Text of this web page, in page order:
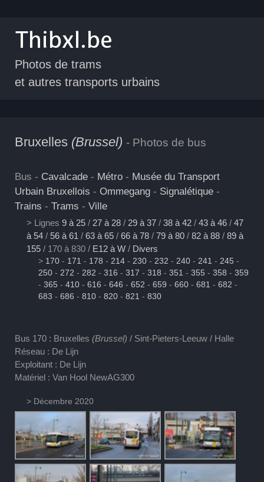
Photos de trams
et autres transports urbains
Bruxelles (Brussel) - Photos de bus
Bus - Cavalcade - Métro - Musée du Transport
Urbain Bruxellois - Ommegang - Signalétique -
Trains - Trams - Ville
> Lignes 9 à 25 / 27 à 28 / 29 à 37 / 38 à 42 / 43 à 46 / 47
à 54 / 56 à 61 / 63 à 65 / 66 à 78 / 79 à 80 / 82 à 88 / 89 à
155 / 170 à 830 / E12 à W / Divers
> 170 - 171 - 178 - 214 - 230 - 232 - 240 - 241 - 245 -
250 - 272 - 282 - 316 - 317 - 318 - 351 - 355 - 358 - 359
- 365 - 410 - 616 - 646 - 652 - 659 - 660 - 681 - 682 -
683 - 686 - 810 - 820 - 821 - 830
Bus 170 : Bruxelles (Brussel) / Sint-Pieters-Leeuw / Halle
Réseau : De Lijn
Exploitant : De Lijn
Matériel : Van Hool NewAG300
> Décembre 2020